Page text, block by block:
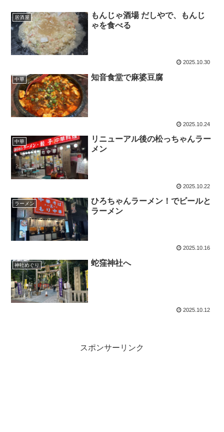
居酒屋
もんじゃ酒場 だしやで、もんじ
ゃを食べる
2025.10.30
中華 知音食堂で麻婆豆腐
2025.10.24
中華
リニューアル後の松っちゃんラー
メン
2025.10.22
ラーメン
ひろちゃんラーメン！でビールと
ラーメン
2025.10.16
神社めぐり 蛇窪神社へ
2025.10.12
スポンサーリンク